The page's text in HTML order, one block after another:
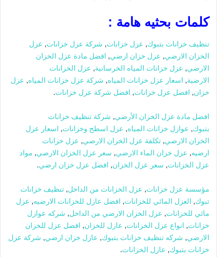
كلمات بحثيه هامة :
تنظيف خزانات بتبوك, عزل خزانات, شركة عزل خزانات, عزل
الخزان الارضي, عزل خزان ارضي, افضل مادة عزل الخزان
الارضي, عزل خزانات المياه الخرسانية, عزل الخزانات
الارضية, اسعار عزل خزانات المياه, شركة عزل خزانات المياه, عزل
خزان, افضل عزل خزانات, افضل شركة عزل خزانات.
افضل مادة عزل الخزان الأرضي, شركة تنظيف خزانات
بتبوك, عوازل خزانات المياه, عزل اسطح وخزانات, اسعار عزل
الخزان الارضي, تكلفة عزل الخزان الارضي, عزل خزانات
ارضيه, عزل خزان الماء الارضي, سعر عزل الخزان الارضي, مواد
عزل الخزانات, سعر عزل الخزان, افضل عزل خزان ارضي.
مؤسسة عزل خزانات, عزل الخزانات من الداخل, تنظيف خزانات
تبوك, العزل المائي للخزانات, افضل عازل للخزانات الارضيه, عزل
مائي للخزانات, عزل الخزان الارضي من الداخل, شركه عوازل
خزانات, انواع عزل الخزانات, عازل للخزان, افضل عزل للخزان
الارضي, شركه تنظيف خزانات بتبوك, عازل خزان ارضي, شركة عزل
خزانات بتبوك, عازل الخزانات.